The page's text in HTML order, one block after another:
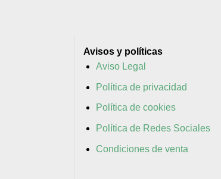
Avisos y políticas
Aviso Legal
Política de privacidad
Política de cookies
Política de Redes Sociales
Condiciones de venta